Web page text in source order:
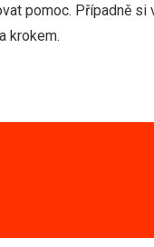
pomoc. Případně si
krokem.